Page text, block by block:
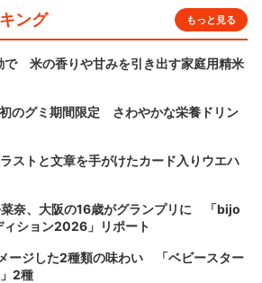
ング もっと見る
で 米の香りや甘みを引き出す家庭用精米
のグミ期間限定 さわやかな栄養ドリン
ストと文章を手がけたカード入りウエハ
奈、大阪の16歳がグランプリに 「bijo
ション2026」リポート
ージした2種類の味わい 「ベビースター
2種